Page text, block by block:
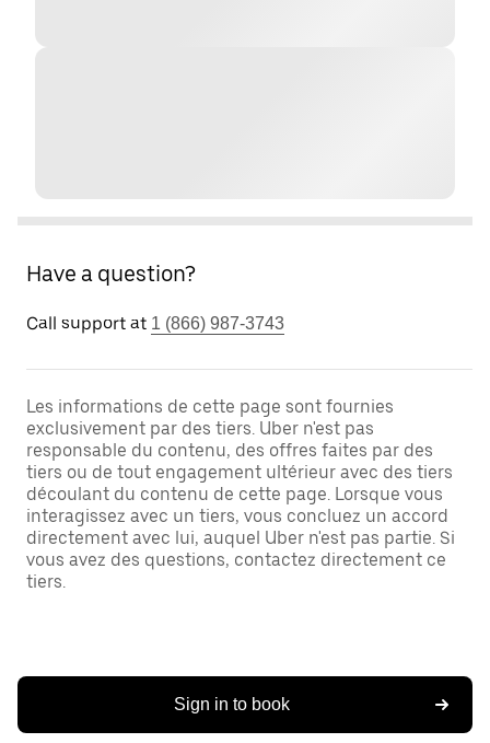
Have a question?
Call support at 1 (866) 987-3743
Les informations de cette page sont fournies
exclusivement par des tiers. Uber n'est pas
responsable du contenu, des offres faites par des
tiers ou de tout engagement ultérieur avec des tiers
découlant du contenu de cette page. Lorsque vous
interagissez avec un tiers, vous concluez un accord
directement avec lui, auquel Uber n'est pas partie. Si
vous avez des questions, contactez directement ce
tiers.
Sign in to book